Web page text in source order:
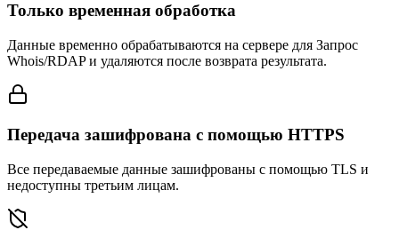
Только временная обработка
Данные временно обрабатываются на сервере для Запрос
Whois/RDAP и удаляются после возврата результата.
Передача зашифрована с помощью HTTPS
Все передаваемые данные зашифрованы с помощью TLS и
недоступны третьим лицам.